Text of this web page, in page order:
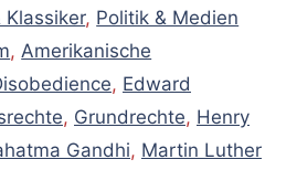
Klassiker, Politik & Medien
, Amerikanische
, Edward
, Grundrechte, Henry
Gandhi, Martin Luther